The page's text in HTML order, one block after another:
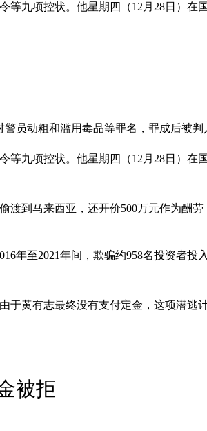
九项控状。他星期四（12月28日）在
员动粗和滥用毒品等罪名，罪成后被判
九项控状。他星期四（12月28日）在
渡到马来西亚，还开价500万元作为酬劳
年至2021年间，欺骗约958名投资者投
黄有志最终没有支付定金，这项潜逃
被拒